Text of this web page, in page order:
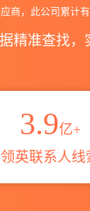
应商，此公司累计
精准查找
3.9亿+
领英联系人线